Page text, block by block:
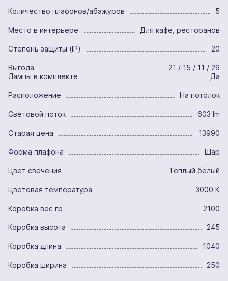
Количество плафонов/абажуров 5
Место в интерьере Для кафе, ресторанов
Степень защиты (IP) 20
Выгода
21 / 15 / 11 / 29
Лампы в комплекте
Да
Расположение На потолок
Световой поток 603 lm
Старая цена 13990
Форма плафона Шар
Цвет свечения Теплый белый
Цветовая температура 3000 K
Коробка вес гр 2100
Коробка высота 245
Коробка длина 1040
Коробка ширина 250